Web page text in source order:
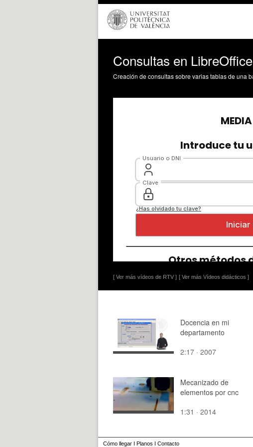
Consultas en LibreOffice
[ Ver más vídeos de RTV ] [ Ver más Vídeos didácticos ]
Docencia en mi
departamento
2:17 · 2007
Mecanizado de
elementos por cnc
1:31 · 2014
Cómo llegar I Planos I Contacto